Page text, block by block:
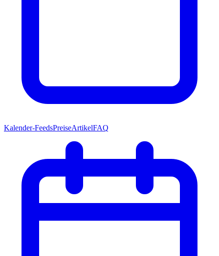
Kalender-FeedsPreiseArtikelFAQ